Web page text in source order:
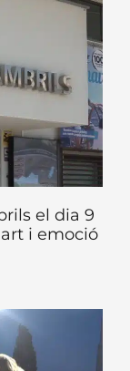
el dia 9
i emoció